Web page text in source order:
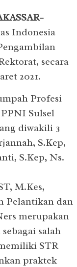
Indonesia
secara
2021.
Profesi
Sulsel
diwakili 3
S.Kep,
S.Kep, Ns.
M.Kes,
Pelantikan dan
merupakan
salah
STR
praktek